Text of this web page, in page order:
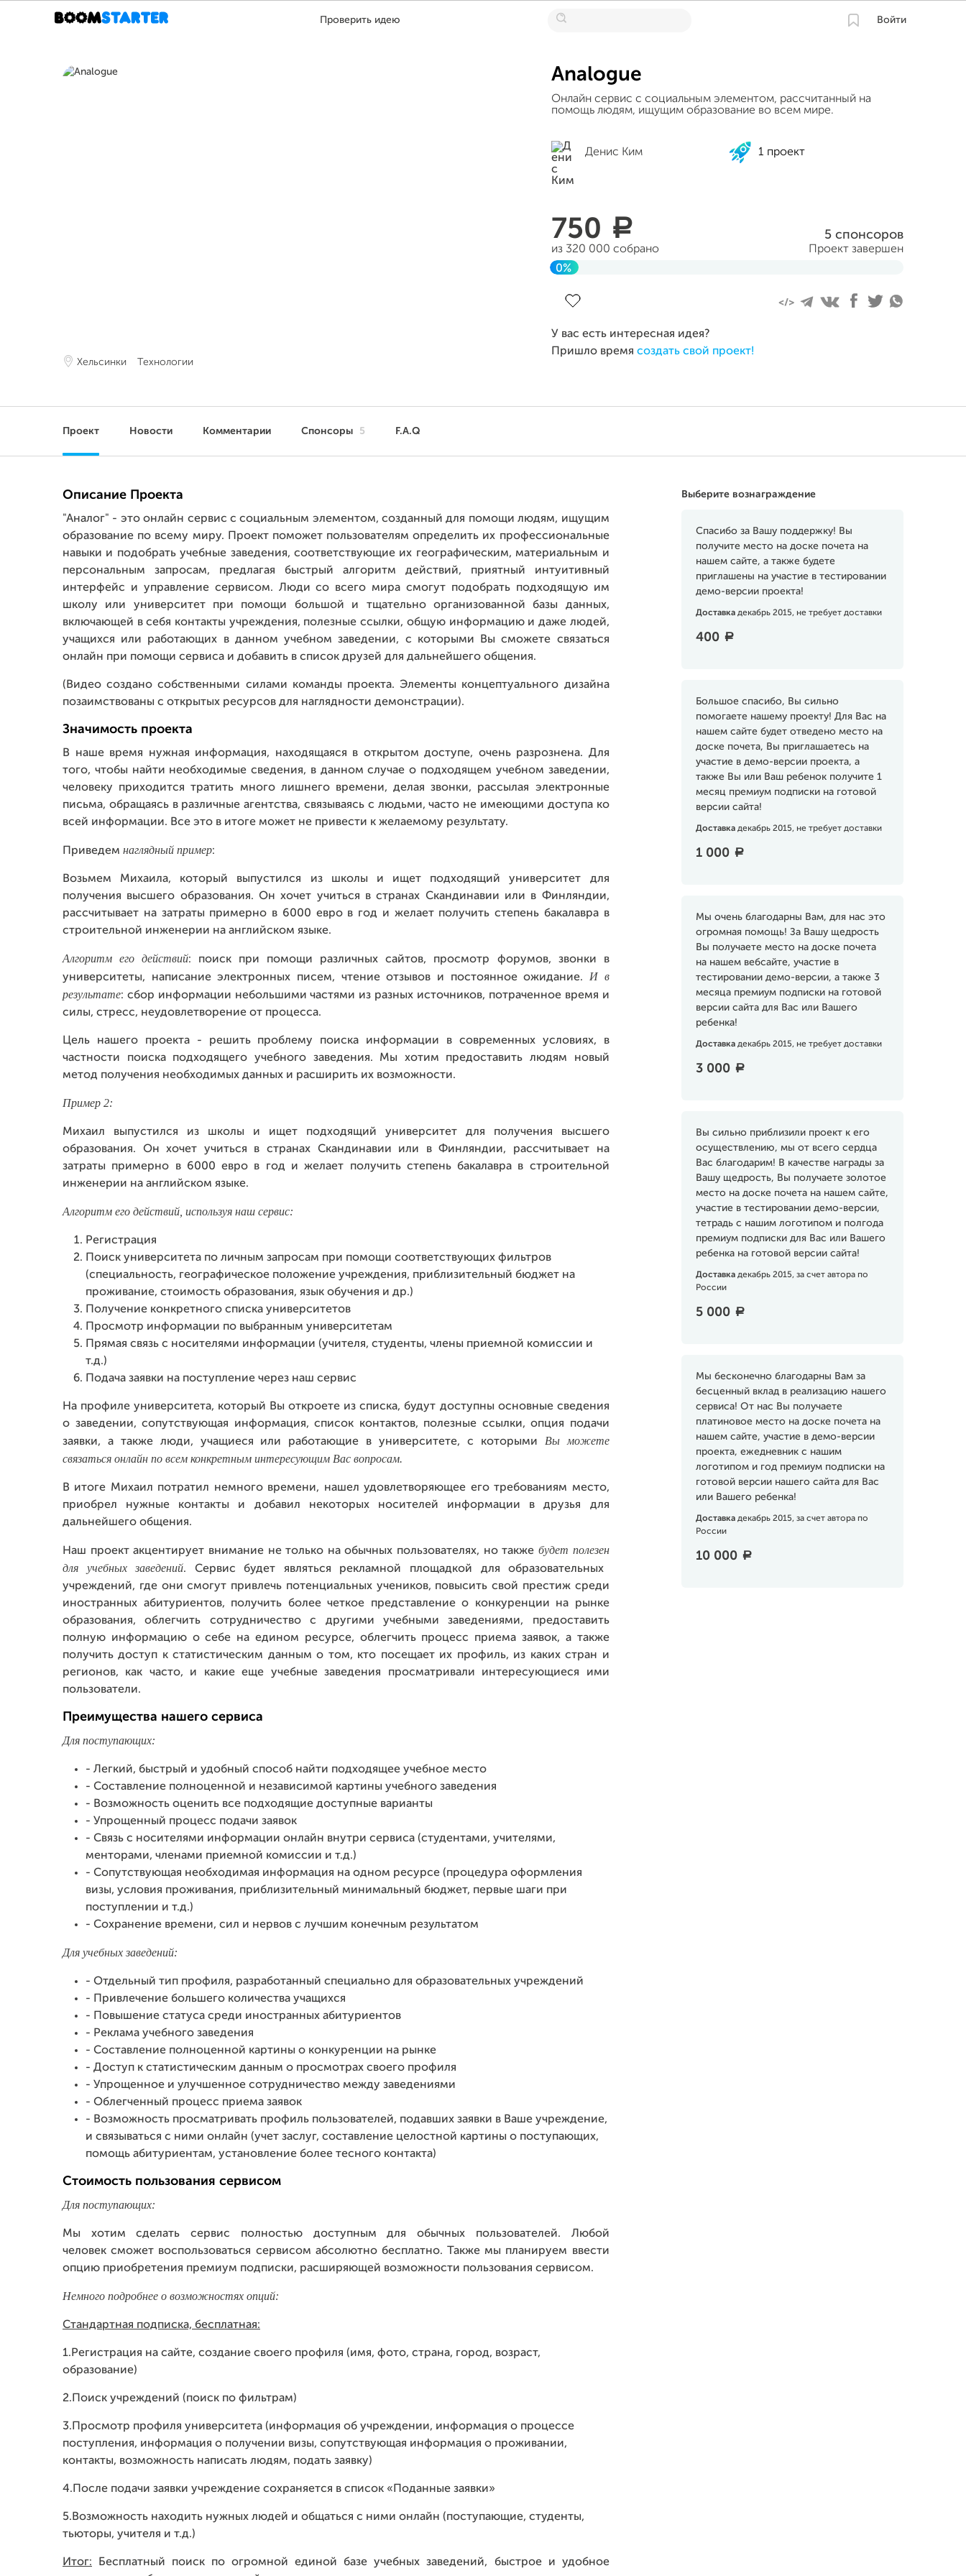
Проверить идею Войти
Хельсинки Технологии
Analogue
Онлайн сервис с социальным элементом, рассчитанный на
помощь людям, ищущим образование во всем мире.
Денис Ким 1 проект
750 a
из 320 000 собрано
5 спонсоров
Проект завершен
0%
У вас есть интересная идея?
Пришло время создать свой проект!
Проект Новости Комментарии Спонсоры 5 F.A.Q
Выберите вознаграждение
Спасибо за Вашу поддержку! Вы
получите место на доске почета на
нашем сайте, а также будете
приглашены на участие в тестировании
демо-версии проекта!
Доставка декабрь 2015, не требует доставки
400 a
Большое спасибо, Вы сильно
помогаете нашему проекту! Для Вас на
нашем сайте будет отведено место на
доске почета, Вы приглашаетесь на
участие в демо-версии проекта, а
также Вы или Ваш ребенок получите 1
месяц премиум подписки на готовой
версии сайта!
Доставка декабрь 2015, не требует доставки
1 000 a
Мы очень благодарны Вам, для нас это
огромная помощь! За Вашу щедрость
Вы получаете место на доске почета
на нашем вебсайте, участие в
тестировании демо-версии, а также 3
месяца премиум подписки на готовой
версии сайта для Вас или Вашего
ребенка!
Доставка декабрь 2015, не требует доставки
3 000 a
Вы сильно приблизили проект к его
осуществлению, мы от всего сердца
Вас благодарим! В качестве награды за
Вашу щедрость, Вы получаете золотое
место на доске почета на нашем сайте,
участие в тестировании демо-версии,
тетрадь с нашим логотипом и полгода
премиум подписки для Вас или Вашего
ребенка на готовой версии сайта!
Доставка декабрь 2015, за счет автора по
России
5 000 a
Мы бесконечно благодарны Вам за
бесценный вклад в реализацию нашего
сервиса! От нас Вы получаете
платиновое место на доске почета на
нашем сайте, участие в демо-версии
проекта, ежедневник с нашим
логотипом и год премиум подписки на
готовой версии нашего сайта для Вас
или Вашего ребенка!
Доставка декабрь 2015, за счет автора по
России
10 000 a
Описание Проекта
"Аналог" - это онлайн сервис с социальным элементом, созданный для помощи людям, ищущим
образование по всему миру. Проект поможет пользователям определить их профессиональные
навыки и подобрать учебные заведения, соответствующие их географическим, материальным и
персональным запросам, предлагая быстрый алгоритм действий, приятный интуитивный
интерфейс и управление сервисом. Люди со всего мира смогут подобрать подходящую им
школу или университет при помощи большой и тщательно организованной базы данных,
включающей в себя контакты учреждения, полезные ссылки, общую информацию и даже людей,
учащихся или работающих в данном учебном заведении, с которыми Вы сможете связаться
онлайн при помощи сервиса и добавить в список друзей для дальнейшего общения.
(Видео создано собственными силами команды проекта. Элементы концептуального дизайна
позаимствованы с открытых ресурсов для наглядности демонстрации).
Значимость проекта
В наше время нужная информация, находящаяся в открытом доступе, очень разрознена. Для
того, чтобы найти необходимые сведения, в данном случае о подходящем учебном заведении,
человеку приходится тратить много лишнего времени, делая звонки, рассылая электронные
письма, обращаясь в различные агентства, связываясь с людьми, часто не имеющими доступа ко
всей информации. Все это в итоге может не привести к желаемому результату.
Приведем наглядный пример:
Возьмем Михаила, который выпустился из школы и ищет подходящий университет для
получения высшего образования. Он хочет учиться в странах Скандинавии или в Финляндии,
рассчитывает на затраты примерно в 6000 евро в год и желает получить степень бакалавра в
строительной инженерии на английском языке.
Алгоритм его действий: поиск при помощи различных сайтов, просмотр форумов, звонки в
университеты, написание электронных писем, чтение отзывов и постоянное ожидание. И в
результате: сбор информации небольшими частями из разных источников, потраченное время и
силы, стресс, неудовлетворение от процесса.
Цель нашего проекта - решить проблему поиска информации в современных условиях, в
частности поиска подходящего учебного заведения. Мы хотим предоставить людям новый
метод получения необходимых данных и расширить их возможности.
Пример 2:
Михаил выпустился из школы и ищет подходящий университет для получения высшего
образования. Он хочет учиться в странах Скандинавии или в Финляндии, рассчитывает на
затраты примерно в 6000 евро в год и желает получить степень бакалавра в строительной
инженерии на английском языке.
Алгоритм его действий, используя наш сервис:
Регистрация
Поиск университета по личным запросам при помощи соответствующих фильтров
(специальность, географическое положение учреждения, приблизительный бюджет на
проживание, стоимость образования, язык обучения и др.)
Получение конкретного списка университетов
Просмотр информации по выбранным университетам
Прямая связь с носителями информации (учителя, студенты, члены приемной комиссии и
т.д.)
Подача заявки на поступление через наш сервис
На профиле университета, который Вы откроете из списка, будут доступны основные сведения
о заведении, сопутствующая информация, список контактов, полезные ссылки, опция подачи
заявки, а также люди, учащиеся или работающие в университете, с которыми Выможете
связаться онлайн по всем конкретным интересующим Вас вопросам.
В итоге Михаил потратил немного времени, нашел удовлетворяющее его требованиям место,
приобрел нужные контакты и добавил некоторых носителей информации в друзья для
дальнейшего общения.
Наш проект акцентирует внимание не только на обычных пользователях, но такжебудет полезен
для учебных заведений. Сервис будет являться рекламной площадкой для образовательных
учреждений, где они смогут привлечь потенциальных учеников, повысить свой престиж среди
иностранных абитуриентов, получить более четкое представление о конкуренции на рынке
образования, облегчить сотрудничество с другими учебными заведениями, предоставить
полную информацию о себе на едином ресурсе, облегчить процесс приема заявок, а также
получить доступ к статистическим данным о том, кто посещает их профиль, из каких стран и
регионов, как часто, и какие еще учебные заведения просматривали интересующиеся ими
пользователи.
Преимущества нашего сервиса
Для поступающих:
- Легкий, быстрый и удобный способ найти подходящее учебное место
- Составление полноценной и независимой картины учебного заведения
- Возможность оценить все подходящие доступные варианты
- Упрощенный процесс подачи заявок
- Связь с носителями информации онлайн внутри сервиса (студентами, учителями,
менторами, членами приемной комиссии и т.д.)
- Сопутствующая необходимая информация на одном ресурсе (процедура оформления
визы, условия проживания, приблизительный минимальный бюджет, первые шаги при
поступлении и т.д.)
- Сохранение времени, сил и нервов с лучшим конечным результатом
Для учебных заведений:
- Отдельный тип профиля, разработанный специально для образовательных учреждений
- Привлечение большего количества учащихся
- Повышение статуса среди иностранных абитуриентов
- Реклама учебного заведения
- Составление полноценной картины о конкуренции на рынке
- Доступ к статистическим данным о просмотрах своего профиля
- Упрощенное и улучшенное сотрудничество между заведениями
- Облегченный процесс приема заявок
- Возможность просматривать профиль пользователей, подавших заявки в Ваше учреждение,
и связываться с ними онлайн (учет заслуг, составление целостной картины о поступающих,
помощь абитуриентам, установление более тесного контакта)
Стоимость пользования сервисом
Для поступающих:
Мы хотим сделать сервис полностью доступным для обычных пользователей. Любой
человек сможет воспользоваться сервисом абсолютно бесплатно. Также мы планируем ввести
опцию приобретения премиум подписки, расширяющей возможности пользования сервисом.
Немного подробнее о возможностях опций:
Стандартная подписка, бесплатная:
1.Регистрация на сайте, создание своего профиля (имя, фото, страна, город, возраст,
образование)
2.Поиск учреждений (поиск по фильтрам)
3.Просмотр профиля университета (информация об учреждении, информация о процессе
поступления, информация о получении визы, сопутствующая информация о проживании,
контакты, возможность написать людям, подать заявку)
4.После подачи заявки учреждение сохраняется в список «Поданные заявки»
5.Возможность находить нужных людей и общаться с ними онлайн (поступающие, студенты,
тьюторы, учителя и т.д.)
Итог: Бесплатный поиск по огромной единой базе учебных заведений, быстрое и удобное